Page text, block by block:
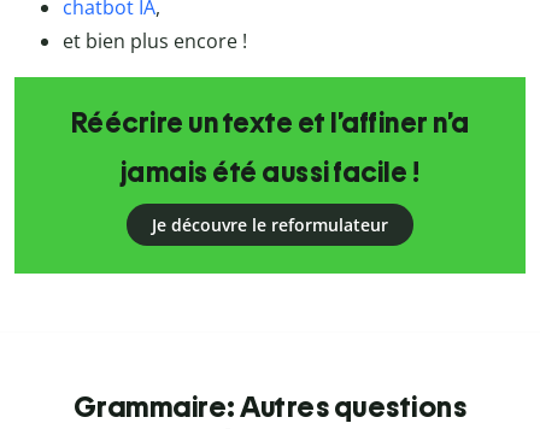
chatbot IA,
et bien plus encore !
Réécrire un texte et l’affiner n’a
jamais été aussi facile !
Je découvre le reformulateur
Grammaire: Autres questions